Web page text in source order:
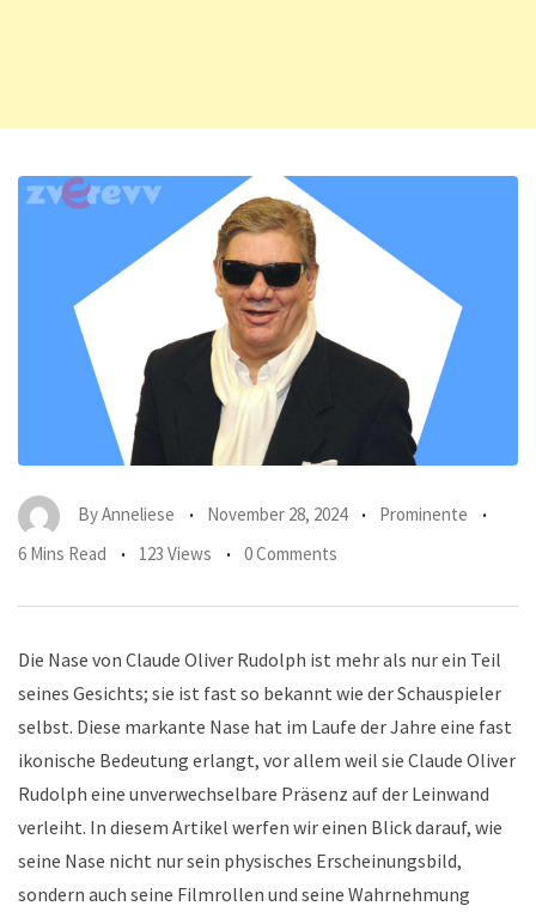
ByAnneliese November 28, 2024
Prominente
6 Mins Read
123 Views 0 Comments
Die Nase von Claude Oliver Rudolph ist mehr als nur ein Teil
seines Gesichts; sie ist fast so bekannt wie der Schauspieler
selbst. Diese markante Nase hat im Laufe der Jahre eine fast
ikonische Bedeutung erlangt, vor allem weil sie Claude Oliver
Rudolph eine unverwechselbare Präsenz auf der Leinwand
verleiht. In diesem Artikel werfen wir einen Blick darauf, wie
seine Nase nicht nur sein physisches Erscheinungsbild,
sondern auch seine Filmrollen und seine Wahrnehmung